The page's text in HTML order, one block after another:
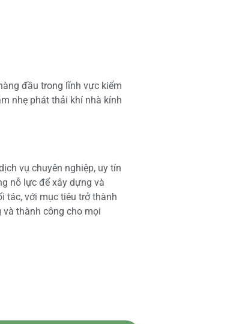
đầu trong lĩnh vực kiểm
nhẹ phát thải khí nhà kính
vụ chuyên nghiệp, uy tín
nỗ lực để xây dựng và
tác, với mục tiêu trở thành
thành công cho mọi